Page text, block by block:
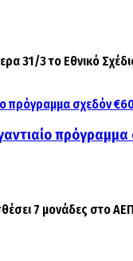
3 το Εθνικό
7 μονάδες στο